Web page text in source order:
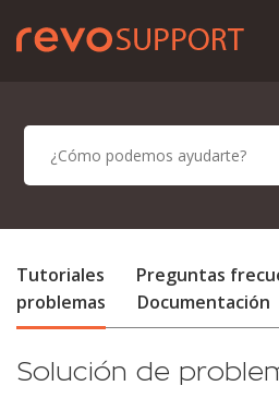
Tutoriales Preguntas
problemas
Documentación
Solución de